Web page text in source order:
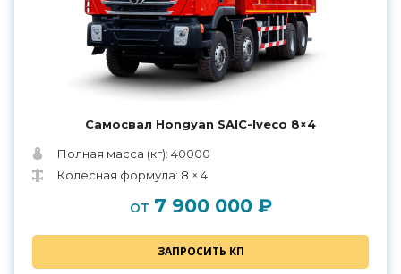
Самосвал Hongyan SAIC-Iveco 8×4
Полная масса (кг): 40000
Колесная формула: 8 × 4
от 7 900 000 ₽
ЗАПРОСИТЬ КП